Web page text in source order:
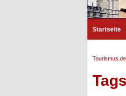
Startseite
Tourismus.de